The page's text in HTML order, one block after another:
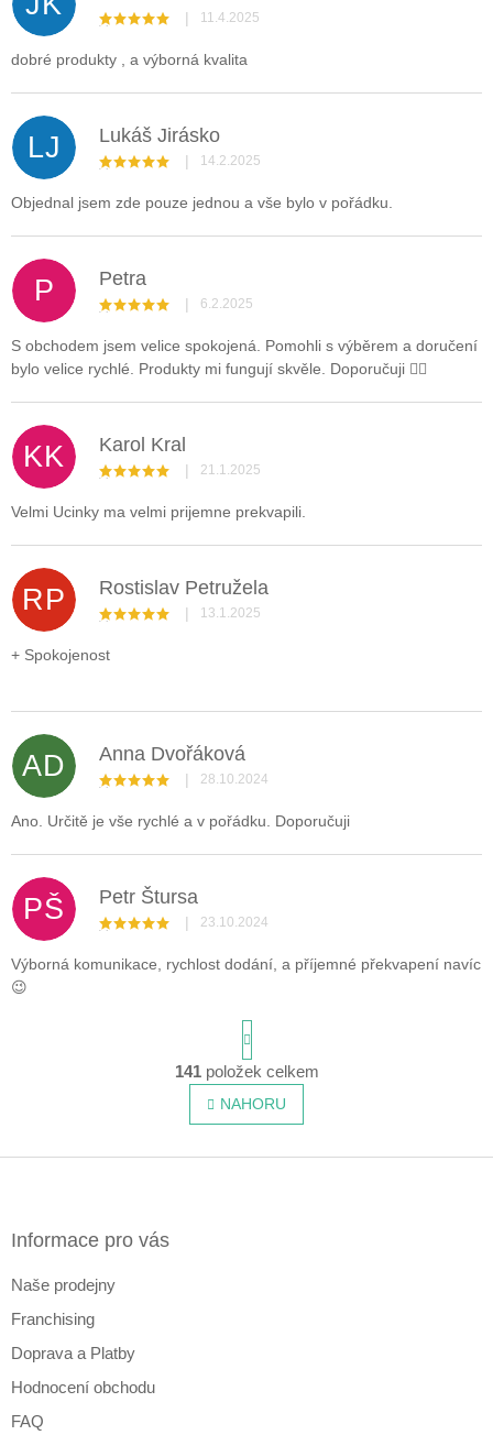
Hodnocení obchodu je 5 z 5 hvězdiček.
| 11.4.2025
dobré produkty , a výborná kvalita
LJ Lukáš Jirásko
Hodnocení obchodu je 5 z 5 hvězdiček.
| 14.2.2025
Objednal jsem zde pouze jednou a vše bylo v pořádku.
P Petra
Hodnocení obchodu je 5 z 5 hvězdiček.
| 6.2.2025
S obchodem jsem velice spokojená. Pomohli s výběrem a doručení
bylo velice rychlé. Produkty mi fungují skvěle. Doporučuji 👍🏼
KK Karol Kral
Hodnocení obchodu je 5 z 5 hvězdiček.
| 21.1.2025
Velmi Ucinky ma velmi prijemne prekvapili.
RP Rostislav Petružela
Hodnocení obchodu je 5 z 5 hvězdiček.
| 13.1.2025
+ Spokojenost
AD Anna Dvořáková
Hodnocení obchodu je 5 z 5 hvězdiček.
| 28.10.2024
Ano. Určitě je vše rychlé a v pořádku. Doporučuji
PŠ Petr Štursa
Hodnocení obchodu je 5 z 5 hvězdiček.
| 23.10.2024
Výborná komunikace, rychlost dodání, a příjemné překvapení navíc
😉
O
v
l
d
t
r
á
n
k
v
141položek celkem
NAHORU
Informace pro vás
Naše prodejny
Franchising
Doprava a Platby
Hodnocení obchodu
FAQ